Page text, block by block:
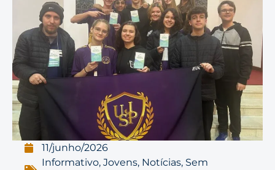
11/junho/2026
Informativo,Jovens, Notícias, Sem